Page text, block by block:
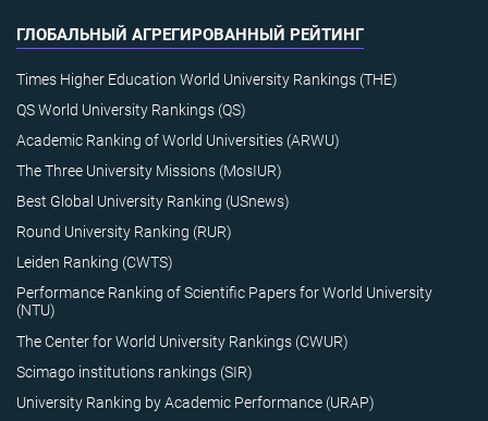
ГЛОБАЛЬНЫЙ АГРЕГИРОВАННЫЙ РЕЙТИНГ
Times Higher Education World University Rankings (THE)
QS World University Rankings (QS)
Academic Ranking of World Universities (ARWU)
The Three University Missions (MosIUR)
Best Global University Ranking (USnews)
Round University Ranking (RUR)
Leiden Ranking (CWTS)
Performance Ranking of Scientific Papers for World University
(NTU)
The Center for World University Rankings (CWUR)
Scimago institutions rankings (SIR)
University Ranking by Academic Performance (URAP)